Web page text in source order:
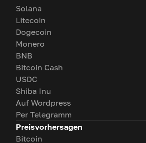
Solana
Litecoin
Dogecoin
Monero
BNB
Bitcoin Cash
USDC
Shiba Inu
Auf Wordpress
Per Telegramm
Preisvorhersagen
Bitcoin